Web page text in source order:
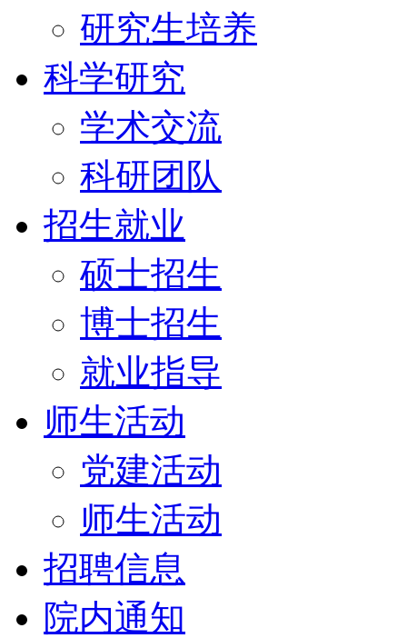
研究生培养
科学研究
学术交流
科研团队
招生就业
硕士招生
博士招生
就业指导
师生活动
党建活动
师生活动
招聘信息
院内通知